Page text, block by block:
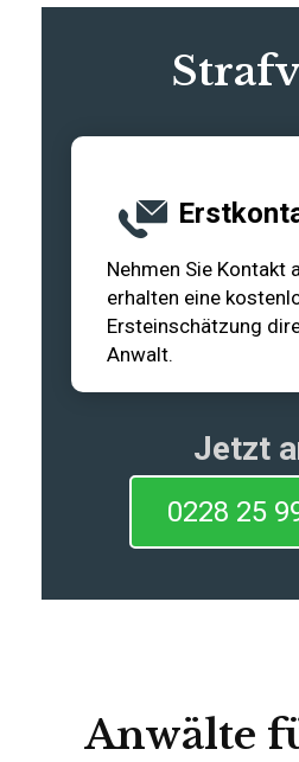
Nehmen Sie Kontakt
erhalten eine
Ersteinschätzung
Anwalt.
Jetzt
0228 25
Anwälte